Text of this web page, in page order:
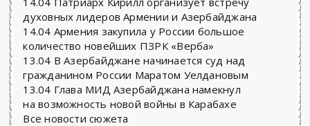
духовных лидеров Армении и Азербайджана
14.04 Армения закупила у России большое
количество новейших ПЗРК «Верба»
13.04 В Азербайджане начинается суд над
гражданином России Маратом Уелдановым
13.04 Глава МИД Азербайджана намекнул
на возможность новой войны в Карабахе
Все новости сюжета